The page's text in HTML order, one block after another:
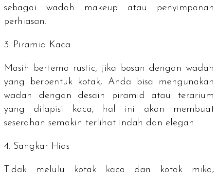
sebagai wadah makeup atau penyimpanan
perhiasan.
3. Piramid Kaca
Masih bertema rustic, jika bosan dengan wadah
yang berbentuk kotak, Anda bisa mengunakan
wadah dengan desain piramid atau terarium
yang dilapisi kaca, hal ini akan membuat
seserahan semakin terlihat indah dan elegan.
4. Sangkar Hias
Tidak melulu kotak kaca dan kotak mika,